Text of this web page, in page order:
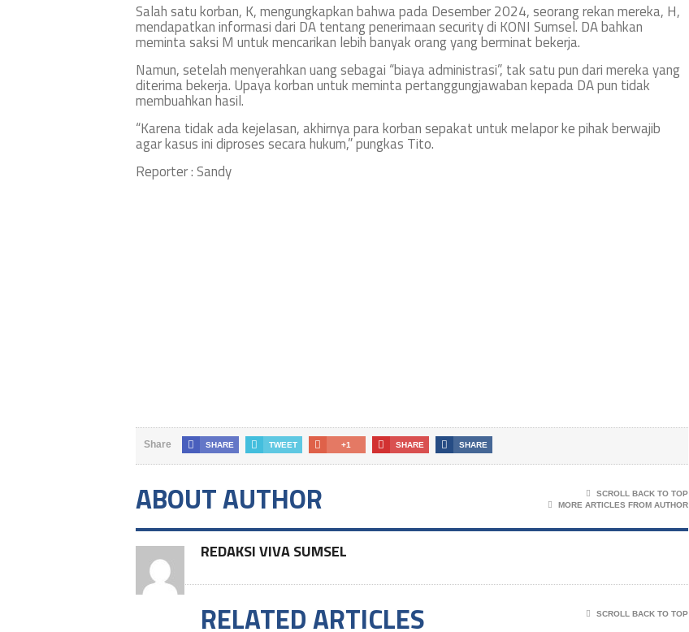
Salah satu korban, K, mengungkapkan bahwa pada Desember 2024, seorang rekan mereka, H,
mendapatkan informasi dari DA tentang penerimaan security di KONI Sumsel. DA bahkan
meminta saksi M untuk mencarikan lebih banyak orang yang berminat bekerja.
Namun, setelah menyerahkan uang sebagai “biaya administrasi”, tak satu pun dari mereka yang
diterima bekerja. Upaya korban untuk meminta pertanggungjawaban kepada DA pun tidak
membuahkan hasil.
“Karena tidak ada kejelasan, akhirnya para korban sepakat untuk melapor ke pihak berwajib
agar kasus ini diproses secara hukum,” pungkas Tito.
Reporter : Sandy
Share SHARE TWEET +1 SHARE SHARE
ABOUT AUTHOR
SCROLL BACK TO TOP
MORE ARTICLES FROM AUTHOR
REDAKSI VIVA SUMSEL
RELATED ARTICLES SCROLL BACK TO TOP